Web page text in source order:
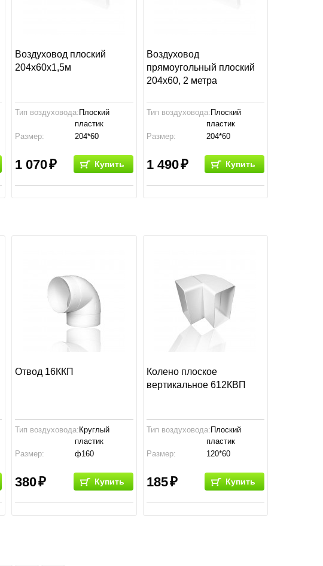
Воздуховод плоский
204x60х1,5м
Тип воздуховода: Плоский
пластик
Размер:
204*60
1 070 Купить
Воздуховод
прямоугольный плоский
204x60, 2 метра
Тип воздуховода: Плоский
пластик
Размер:
204*60
1 490 Купить
Отвод 16ККП
Тип воздуховода: Круглый
пластик
Размер:
ф160
380 Купить
Колено плоское
вертикальное 612КВП
Тип воздуховода: Плоский
пластик
Размер:
120*60
185 Купить